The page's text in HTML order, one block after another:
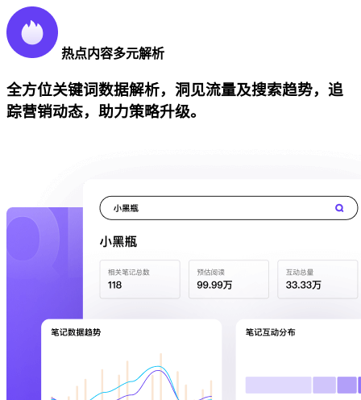
热点内容多元解析
全方位关键词数据解析，洞见流量及搜索趋势，追
踪营销动态，助力策略升级。